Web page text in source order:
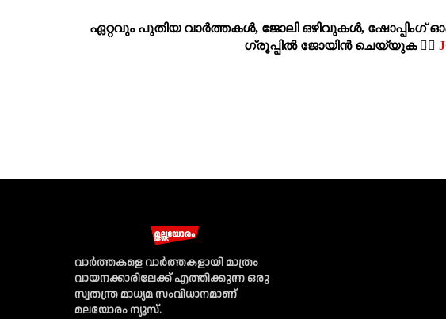
ഏറ്റവും പുതിയ വാര്‍ത്തകള്‍, ജോലി ഒഴിവുകള്‍,
ഗ്രൂപ്പില്‍ ജോയിന്‍ ചെയ്യുക 👉🏽
വാര്‍ത്തകളെ വാര്‍ത്തകളായി മാത്രം
വായനക്കാരിലേക്ക് എത്തിക്കുന്ന ഒരു
സ്വതന്ത്ര മാധ്യമ സംവിധാനമാണ്
മലയോരം ന്യൂസ്‌.